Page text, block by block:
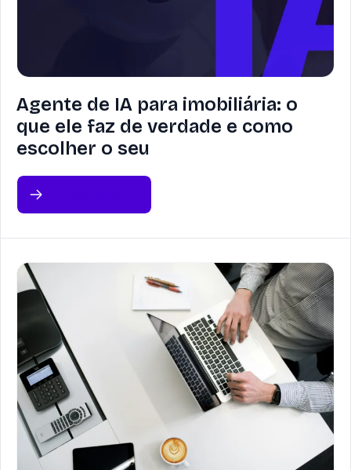
Agente de IA para imobiliária: o
que ele faz de verdade e como
escolher o seu